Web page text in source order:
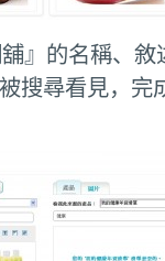
』的名稱、敘
搜尋看見，完